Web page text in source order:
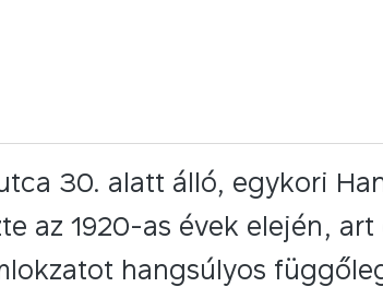
30. alatt álló, egykori
az 1920-as évek elején,
hangsúlyos